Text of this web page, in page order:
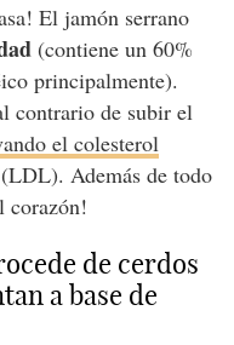
El jamón serrano
(contiene un 60%
principalmente).
contrario de subir el
el colesterol
Además de todo
corazón!
de cerdos
a base de